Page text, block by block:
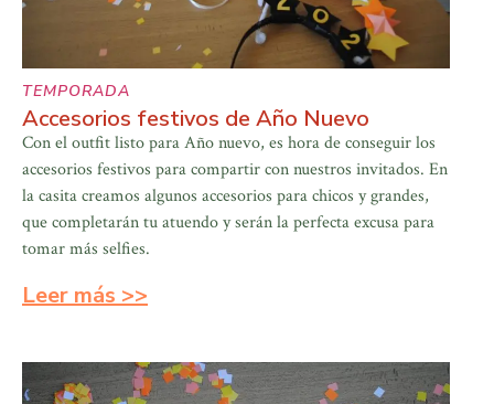
TEMPORADA
Accesorios festivos de Año Nuevo
Con el outfit listo para Año nuevo, es hora de conseguir los
accesorios festivos para compartir con nuestros invitados. En
la casita creamos algunos accesorios para chicos y grandes,
que completarán tu atuendo y serán la perfecta excusa para
tomar más selfies.
Leer más >>